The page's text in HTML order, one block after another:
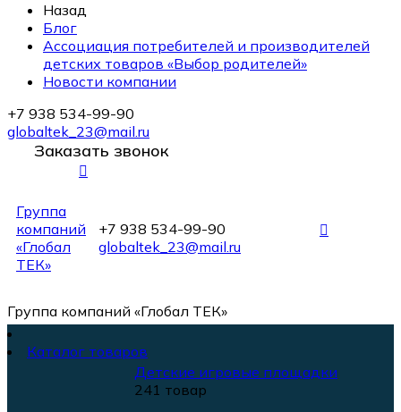
Назад
Блог
Ассоциация потребителей и производителей
детских товаров «Выбор родителей»
Новости компании
+7 938 534-99-90
globaltek_23@mail.ru
Заказать звонок
Группа
компаний
«Глобал
ТЕК»
+7 938 534-99-90
globaltek_23@mail.ru
Группа компаний «Глобал ТЕК»
Каталог товаров
Детские игровые площадки
241 товар